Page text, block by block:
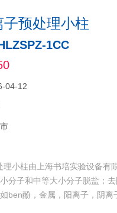
预处理小柱
1CC
04-12
理小柱由上海书培实验设备有
分子和中等大小分子脱盐；
ben酚，金属，阳离子，阴